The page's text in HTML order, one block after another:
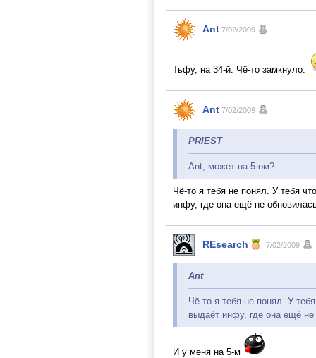
Ant 7/02/2009
Тьфу, на 34-й. Чё-то замкнуло.
Ant 7/02/2009
PRIEST
Ant, может на 5-ом?
Чё-то я тебя не понял. У тебя
инфу, где она ещё не
REsearch 7/02/2009
Ant
Чё-то я тебя не понял. У
выдаёт инфу, где она ещё
И у меня на 5-м